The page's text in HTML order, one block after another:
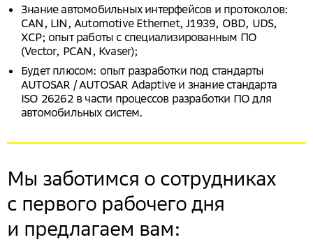
Знание автомобильных интерфейсов и протоколов:
CAN, LIN, Automotive Ethernet, J1939, OBD, UDS,
XCP; опыт работы с специализированным ПО
(Vector, PCAN, Kvaser);
Будет плюсом: опыт разработки под стандарты
AUTOSAR / AUTOSAR Adaptive и знание стандарта
ISO 26262 в части процессов разработки ПО для
автомобильных систем.
Мы заботимся о сотрудниках
с первого рабочего дня
и предлагаем вам: